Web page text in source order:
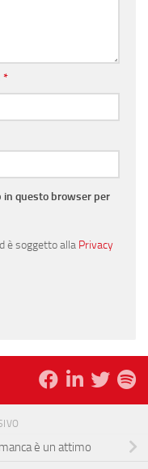
*
in questo browser per
è soggetto alla Privacy
è un attimo